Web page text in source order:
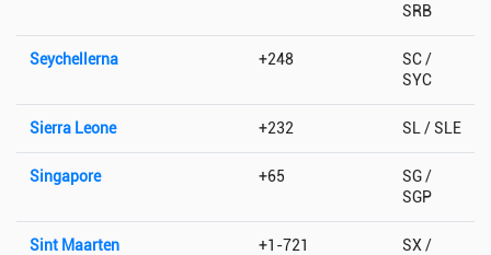
SRB
Seychellerna +248
SC /
SYC
Sierra Leone +232 SL / SLE
Singapore +65
SG /
SGP
Sint Maarten +1-721
SX /